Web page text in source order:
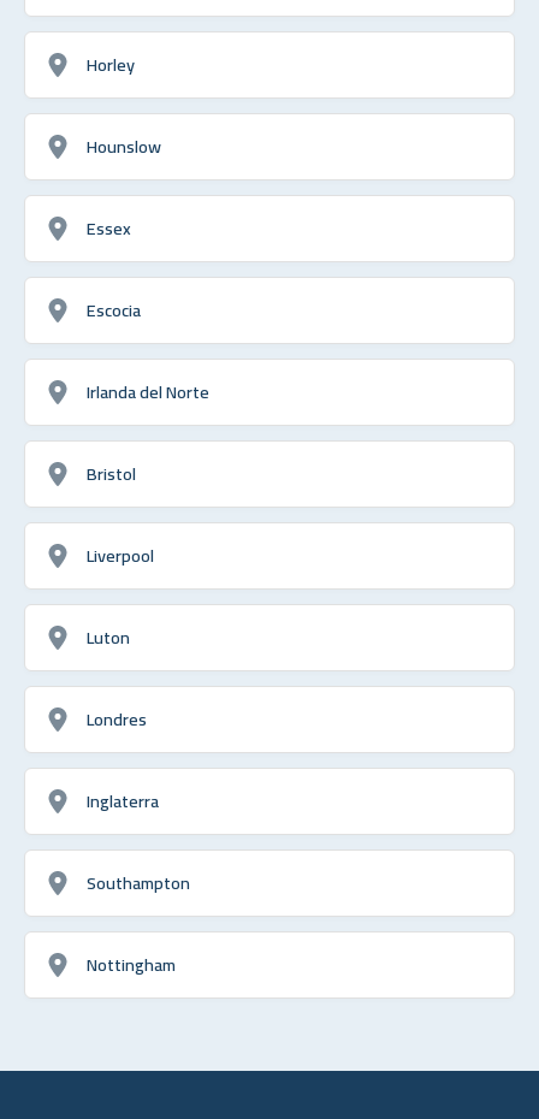
Horley
Hounslow
Essex
Escocia
Irlanda del Norte
Bristol
Liverpool
Luton
Londres
Inglaterra
Southampton
Nottingham